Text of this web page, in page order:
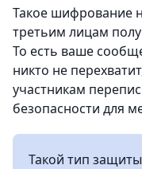
Такое шифрование
третьим лицам
То есть ваше
никто не
участникам
безопасности для
Такой тип